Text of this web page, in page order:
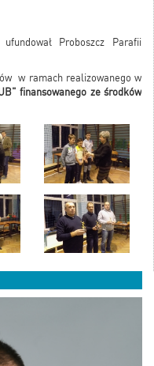
Proboszcz Parafii
w ramach realizowanego w
finansowanego ze środków